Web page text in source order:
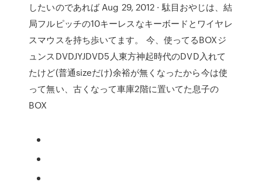
したいのであれば Aug 29, 2012 · 駄目おやじは、結
局フルピッチの10キーレスなキーボードとワイヤレ
スマウスを持ち歩いてます。 今、使ってるBOXジ
ュンスDVDJYJDVD5人東方神起時代のDVD入れて
たけど(普通sizeだけ)余裕が無くなったから今は使
って無い、古くなって車庫2階に置いてた息子の
BOX